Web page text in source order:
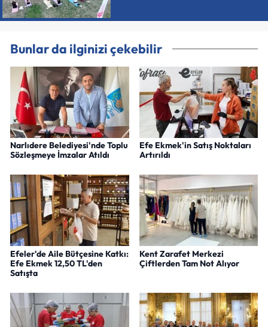
Bunlar da ilginizi çekebilir
Narlıdere Belediyesi'nde Toplu
Sözleşmeye İmzalar Atıldı
Efe Ekmek'in Satış Noktaları
Artırıldı
Efeler'de Aile Bütçesine Katkı:
Efe Ekmek 12,50 TL'den
Satışta
Kent Zarafet Merkezi
Çiftlerden Tam Not Alıyor